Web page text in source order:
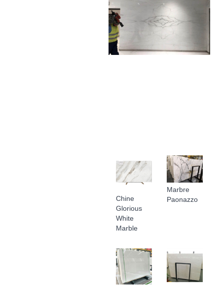
Chine
Glorious
White
Marble
Marbre
Paonazzo